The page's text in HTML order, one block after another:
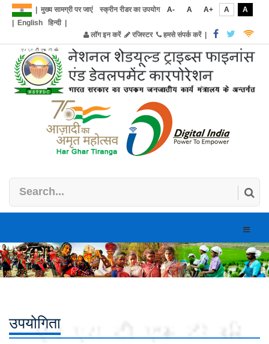
मुख्य सामग्री पर जाएं स्क्रीन रीडर का उपयोग A- A A+ A
A
English हिन्दी|
लॉग इन करें
रजिस्टर हमसे संपर्क करें|
Toggle
उपयोगिता